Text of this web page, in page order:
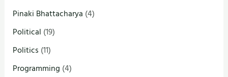
Pinaki Bhattacharya (4)
Political (19)
Politics (11)
Programming (4)